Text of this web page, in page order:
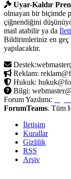
Uyar-Kaldır
olmayan bir biçimde
çiğnendiğini
mail atabilir ya da
Bildirimleriniz en geç
yapılacaktır.
Reklam:
Hukuk:
Bilgi:
Forum Yazılımı:
ForumTeams. Tüm
İletişim
Kurallar
Gizlilik
RSS
Arşiv